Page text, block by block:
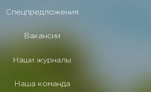
Спецпредложения
Вакансии
Наши журналы
Наша команда